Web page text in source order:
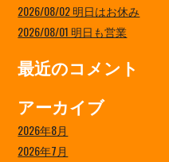
2026/08/02 明日はお休み
2026/08/01 明日も営業
最近のコメント
アーカイブ
2026年8月
2026年7月